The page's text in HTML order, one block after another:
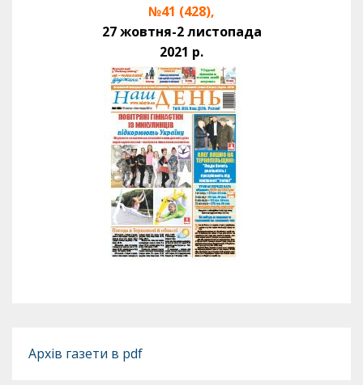
№41 (428),
27 жовтня-2 листопада
2021 р.
Архів газети в pdf